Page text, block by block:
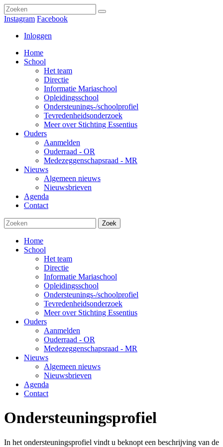
Instagram Facebook
Inloggen
Home
School
Het team
Directie
Informatie Mariaschool
Opleidingsschool
Ondersteunings-/schoolprofiel
Tevredenheidsonderzoek
Meer over Stichting Essentius
Ouders
Aanmelden
Ouderraad - OR
Medezeggenschapsraad - MR
Nieuws
Algemeen nieuws
Nieuwsbrieven
Agenda
Contact
Zoek
Home
School
Het team
Directie
Informatie Mariaschool
Opleidingsschool
Ondersteunings-/schoolprofiel
Tevredenheidsonderzoek
Meer over Stichting Essentius
Ouders
Aanmelden
Ouderraad - OR
Medezeggenschapsraad - MR
Nieuws
Algemeen nieuws
Nieuwsbrieven
Agenda
Contact
Ondersteuningsprofiel
In het ondersteuningsprofiel vindt u beknopt een beschrijving van de